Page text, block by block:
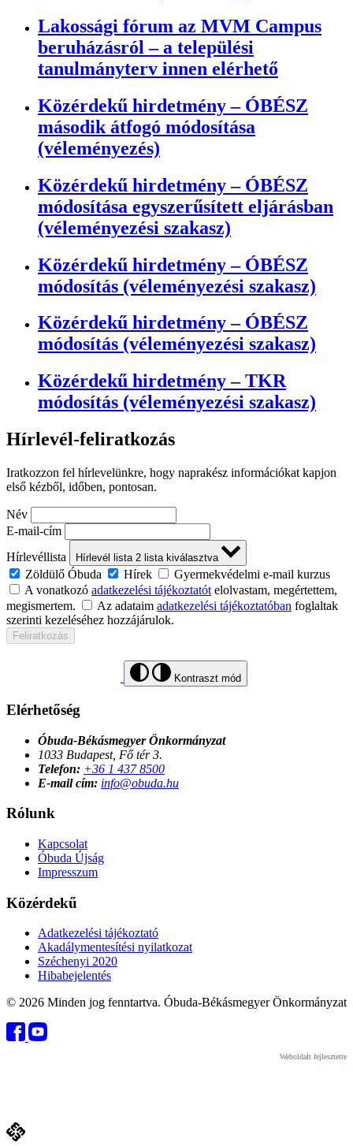
Lakossági fórum az MVM Campus
beruházásról – a települési
tanulmányterv innen elérhető
Közérdekű hirdetmény – ÓBÉSZ
második átfogó módosítása
(véleményezés)
Közérdekű hirdetmény – ÓBÉSZ
módosítása egyszerűsített eljárásban
(véleményezési szakasz)
Közérdekű hirdetmény – ÓBÉSZ
módosítás (véleményezési szakasz)
Közérdekű hirdetmény – ÓBÉSZ
módosítás (véleményezési szakasz)
Közérdekű hirdetmény – TKR
módosítás (véleményezési szakasz)
Hírlevél-feliratkozás
Iratkozzon fel hírlevelünkre, hogy naprakész információkat kapjon
első kézből, időben, pontosan.
Név
E-mail-cím
Hírlevéllista
Hírlevél lista 2 lista kiválasztva
Zöldülő Óbuda Hírek
Gyermekvédelmi e-mail kurzus
A vonatkozó adatkezelési tájékoztatót elolvastam, megértettem,
megismertem.
Az adataim adatkezelési tájékoztatóban foglaltak
szerinti kezeléséhez hozzájárulok.
Feliratkozás
Kontraszt mód
Elérhetőség
Óbuda-Békásmegyer Önkormányzat
1033 Budapest, Fő tér 3.
Telefon: +36 1 437 8500
E-mail cím: info@obuda.hu
Rólunk
Kapcsolat
Óbuda Újság
Impresszum
Közérdekű
Adatkezelési tájékoztató
Akadálymentesítési nyilatkozat
Széchenyi 2020
Hibabejelentés
© 2026 Minden jog fenntartva. Óbuda-Békásmegyer Önkormányzat
Weboldalt fejlesztette